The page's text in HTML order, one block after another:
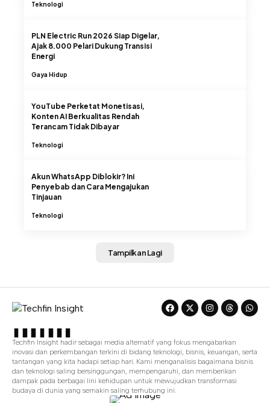
Teknologi
PLN Electric Run 2026 Siap Digelar,
Ajak 8.000 Pelari Dukung Transisi
Energi
Gaya Hidup
YouTube Perketat Monetisasi,
Konten AI Berkualitas Rendah
Terancam Tidak Dibayar
Teknologi
Akun WhatsApp Diblokir? Ini
Penyebab dan Cara Mengajukan
Tinjauan
Teknologi
Tampilkan Lagi
Techfin Insight hadir sebagai media alternatif yang fokus mengabarkan
inovasi dan perkembangan terkini di bidang teknologi, bisnis, keuangan, serta
tantangan yang kita hadapi setiap hari. Kami menganalisis bagaimana bisnis
dan teknologi saling bersinggungan, mempengaruhi, dan memberikan
dampak pada berbagai lini kehidupan untuk mewujudkan transformasi
budaya di dunia yang semakin saling terhubung ini.